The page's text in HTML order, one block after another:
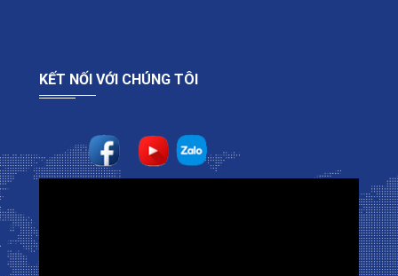
KẾT NỐI VỚI CHÚNG TÔI